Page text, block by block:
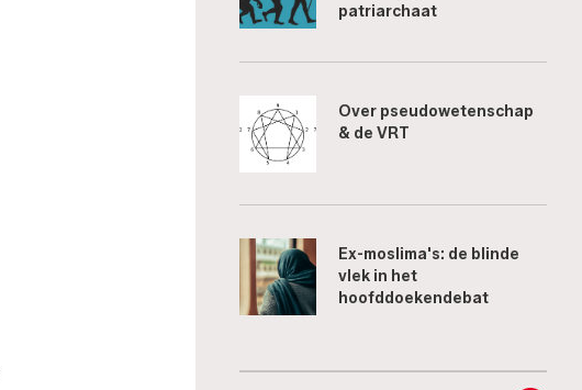
patriarchaat
Over pseudowetenschap
& de VRT
Ex-moslima's: de blinde
vlek in het
hoofddoekendebat